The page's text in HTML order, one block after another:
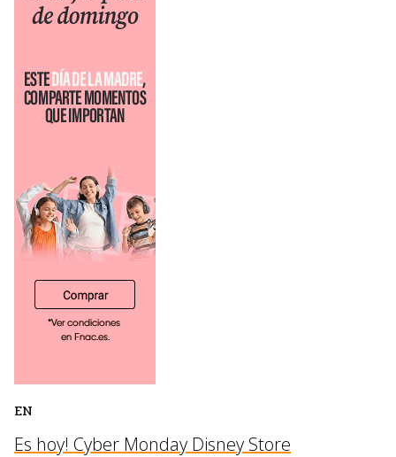
EN
Es hoy! Cyber Monday Disney Store